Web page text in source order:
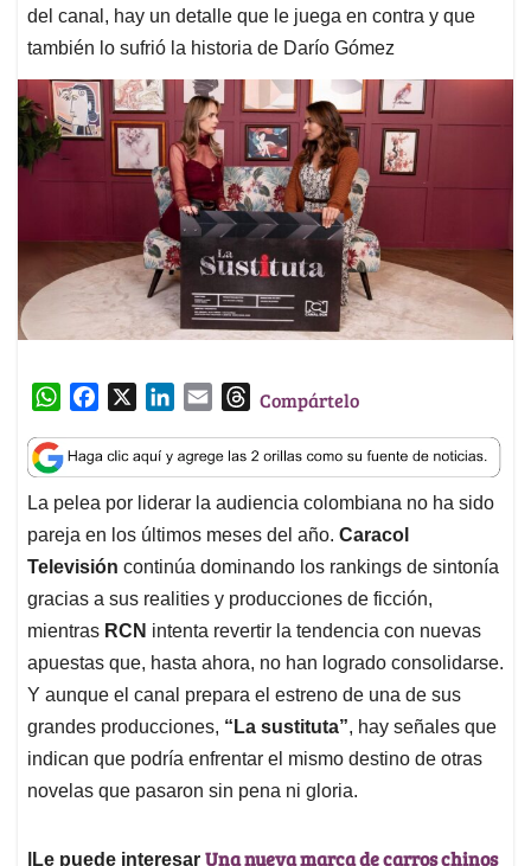
del canal, hay un detalle que le juega en contra y que
también lo sufrió la historia de Darío Gómez
W
a
t
s
A
p
p
c
e
b
o
o
k
n
k
e
d
I
n
a
i
l
T
r
e
a
d
s
Compártelo
La pelea por liderar la audiencia colombiana no ha sido
pareja en los últimos meses del año. Caracol
Televisión continúa dominando los rankings de sintonía
gracias a sus realities y producciones de ficción,
mientras RCN intenta revertir la tendencia con nuevas
apuestas que, hasta ahora, no han logrado consolidarse.
Y aunque el canal prepara el estreno de una de sus
grandes producciones, “La sustituta”, hay señales que
indican que podría enfrentar el mismo destino de otras
novelas que pasaron sin pena ni gloria.
|Le puede interesar Una nueva marca de carros chinos